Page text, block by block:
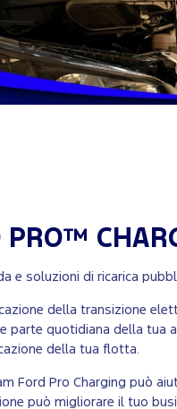
PRO™
e soluzioni di ricarica
della transizione
parte quotidiana della tua
della tua flotta.
Ford Pro Charging può
può migliorare il tuo